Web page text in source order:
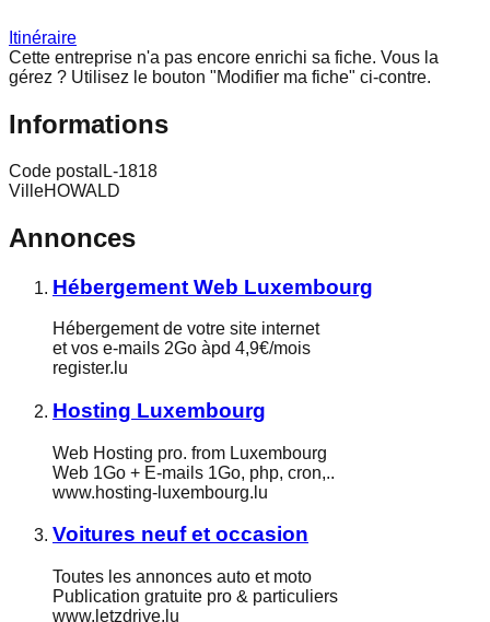
Itinéraire
Cette entreprise n'a pas encore enrichi sa fiche. Vous la
gérez ? Utilisez le bouton "Modifier ma fiche" ci-contre.
Informations
Code postal L-1818
VilleHOWALD
Annonces
Hébergement Web Luxembourg
Hébergement de votre site internet
et vos e-mails 2Go àpd 4,9€/mois
register.lu
Hosting Luxembourg
Web Hosting pro. from Luxembourg
Web 1Go + E-mails 1Go, php, cron,..
www.hosting-luxembourg.lu
Voitures neuf et occasion
Toutes les annonces auto et moto
Publication gratuite pro & particuliers
www.letzdrive.lu